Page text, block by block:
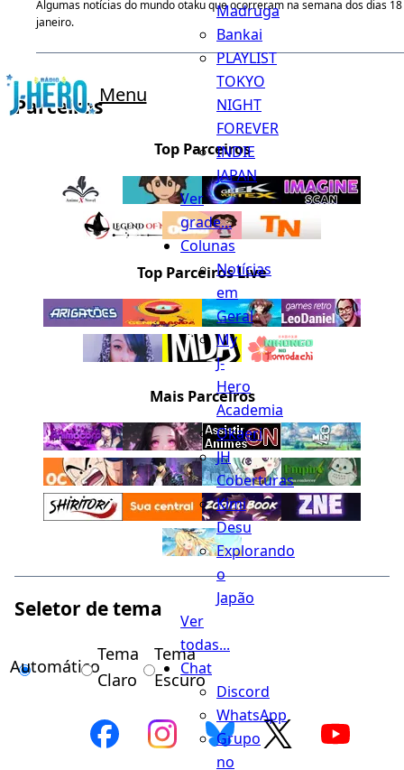
Menu
Madruga
Bankai
PLAYLIST
TOKYO
NIGHT
FOREVER
INDIE
JAPAN
Ver
grade...
Colunas
Notícias
em
Geral
My
J-
Hero
Academia
Okaeri
JH
Coberturas
Kimi
Desu
Explorando
o
Japão
Ver
todas...
Chat
Discord
WhatsApp
Grupo
no
Algumas notícias do mundo otaku que ocorreram na semana dos dias
janeiro.
Parceiros
Top Parceiros
Top Parceiros Live
Mais Parceiros
Seletor de tema
Automático
Tema
Claro
Tema
Escuro